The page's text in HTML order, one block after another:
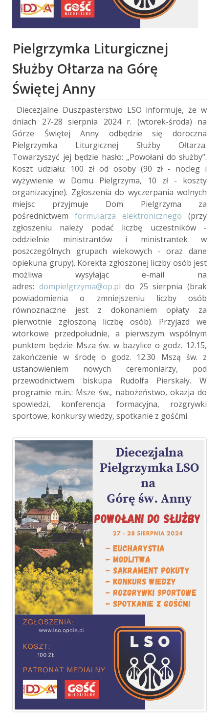
Pielgrzymka Liturgicznej
Służby Ołtarza na Górę
Świętej Anny
Diecezjalne Duszpasterstwo LSO informuje, że w
dniach 27-28 sierpnia 2024 r. (wtorek-środa) na
Górze Świętej Anny odbędzie się doroczna
Pielgrzymka Liturgicznej Służby Ołtarza.
Towarzyszyć jej będzie hasło: „Powołani do służby”.
Koszt udziału: 100 zł od osoby (90 zł - nocleg i
wyżywienie w Domu Pielgrzyma, 10 zł - koszty
organizacyjne). Zgłoszenia do wyczerpania wolnych
miejsc przyjmuje Dom Pielgrzyma za
pośrednictwem formularza elektronicznego (przy
zgłoszeniu należy podać liczbę uczestników -
oddzielnie ministrantów i ministrantek w
poszczególnych grupach wiekowych - oraz dane
opiekuna grupy). Korekta zgłoszonej liczby osób jest
możliwa wysyłając e-mail na
adres: dompielgrzyma@op.pl do 25 sierpnia (brak
powiadomienia o zmniejszeniu liczby osób
równoznaczne jest z dokonaniem opłaty za
pierwotnie zgłoszoną liczbę osób). Przyjazd we
wtorkowe przedpołudnie, a pierwszym wspólnym
punktem będzie Msza św. w bazylice o godz. 12.15,
zakończenie w środę o godz. 12.30 Mszą św. z
ustanowieniem nowych ceremoniarzy, pod
przewodnictwem biskupa Rudolfa Pierskały. W
programie m.in.: Msze św., nabożeństwo, okazja do
spowiedzi, konferencja formacyjna, rozgrywki
sportowe, konkursy wiedzy, spotkanie z gośćmi.